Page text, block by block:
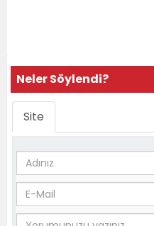
Neler Söylendi?
Site